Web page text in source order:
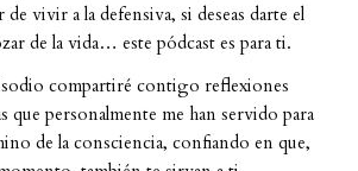
de vivir a la defensiva, si deseas darte el
de la vida… este pódcast es para ti.
compartiré contigo reflexiones
que personalmente me han servido para
de la consciencia, confiando en que,